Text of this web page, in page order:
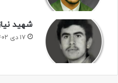
شهید
۱۷ دی ۱۴۰۲